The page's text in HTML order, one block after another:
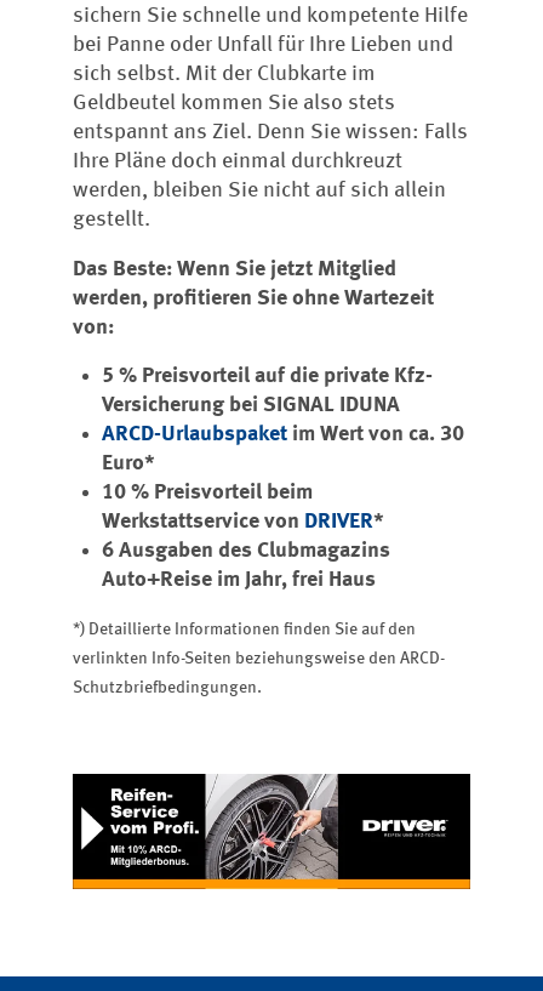
sichern Sie schnelle und kompetente Hilfe
bei Panne oder Unfall für Ihre Lieben und
sich selbst. Mit der Clubkarte im
Geldbeutel kommen Sie also stets
entspannt ans Ziel. Denn Sie wissen: Falls
Ihre Pläne doch einmal durchkreuzt
werden, bleiben Sie nicht auf sich allein
gestellt.
Das Beste: Wenn Sie jetzt Mitglied
werden, profitieren Sie ohne Wartezeit
von:
5 % Preisvorteil auf die private Kfz-
Versicherung bei SIGNAL IDUNA
ARCD-Urlaubspaket im Wert von ca. 30
Euro*
10 % Preisvorteil beim
Werkstattservice von DRIVER*
6 Ausgaben des Clubmagazins
Auto+Reise im Jahr, frei Haus
*) Detaillierte Informationen finden Sie auf den
verlinkten Info-Seiten beziehungsweise den ARCD-
Schutzbriefbedingungen.